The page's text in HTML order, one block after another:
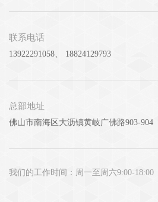
联系电话
13922291058、 18824129793
总部地址
佛山市南海区大沥镇黄岐广佛路903-904
我们的工作时间：周一至周六9:00-18:00